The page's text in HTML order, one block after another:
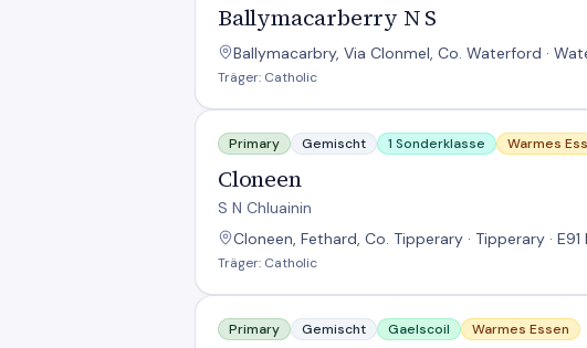
Ballymacarberry N S
Ballymacarbry, Via Clonmel, Co. Waterford ·
Träger: Catholic
Cloneen
Primary Gemischt 1 Sonderklasse Warmes
Cloneen
S N Chluainin
Cloneen, Fethard, Co. Tipperary · Tipperary · E91
Träger: Catholic
Gaelscoil Chluain Meala
Primary Gemischt Gaelscoil Warmes Essen